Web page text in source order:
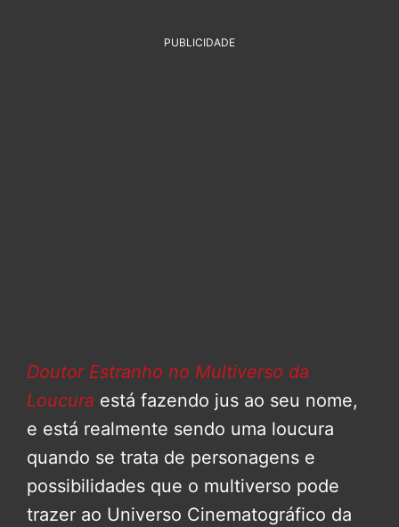
PUBLICIDADE
Doutor Estranho no Multiverso da
Loucura está fazendo jus ao seu nome,
e está realmente sendo uma loucura
quando se trata de personagens e
possibilidades que o multiverso pode
trazer ao Universo Cinematográfico da